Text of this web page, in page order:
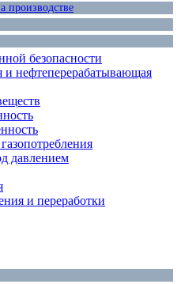
производстве
безопасности
и нефтеперерабатывающая
давлением
и переработки